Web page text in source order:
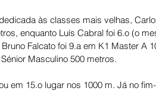
às classes mais velhas,
enquanto Luís Cabral foi 6.o (o
Falcato foi 9.a em K1 Master A
Masculino 500 metros.
em 15.o lugar nos 1000 m. Já no